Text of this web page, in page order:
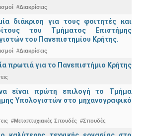
#Διακρίσεις
διάκριση για τους φοιτητές και
του Τμήματος Επιστήμης
του Πανεπιστημίου Κρήτης.
#Διακρίσεις
πρωτιά για το Πανεπιστήμιο Κρήτης
να είναι πρώτη επιλογή το Τμήμα
Υπολογιστών στο μηχανογραφικό
#Μεταπτυχιακές Σπουδές #Σπουδές